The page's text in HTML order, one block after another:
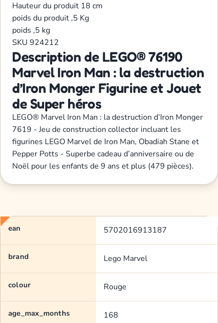
Hauteur du produit 18 cm
poids du produit ,5 Kg
poids ,5 kg
SKU 924212
Description de LEGO® 76190
Marvel Iron Man : la destruction
d’Iron Monger Figurine et Jouet
de Super héros
LEGO® Marvel Iron Man : la destruction d’Iron Monger
7619 - Jeu de construction collector incluant les
figurines LEGO Marvel de Iron Man, Obadiah Stane et
Pepper Potts - Superbe cadeau d’anniversaire ou de
Noël pour les enfants de 9 ans et plus (479 pièces).
ean 5702016913187
brand Lego Marvel
colour Rouge
age_max_months 168